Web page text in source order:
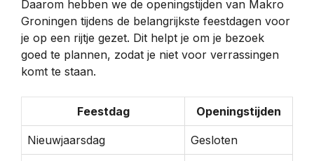
Daarom hebben we de openingstijden van Makro
Groningen tijdens de belangrijkste feestdagen voor
je op een rijtje gezet. Dit helpt je om je bezoek
goed te plannen, zodat je niet voor verrassingen
komt te staan.
Feestdag Openingstijden
Nieuwjaarsdag Gesloten